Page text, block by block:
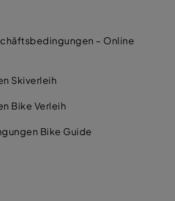
– Online
Skiverleih
Bike Verleih
Bike Guide